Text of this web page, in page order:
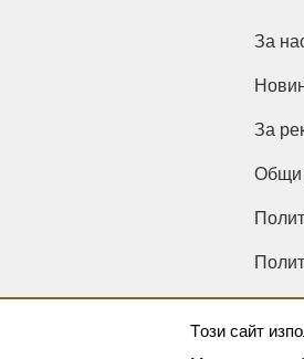
Tози сайт
За
За